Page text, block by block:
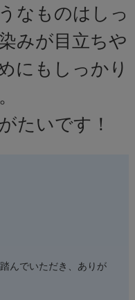
なものはしっ
みが目立ちや
にもしっかり
たいです！
んでいただき、ありが